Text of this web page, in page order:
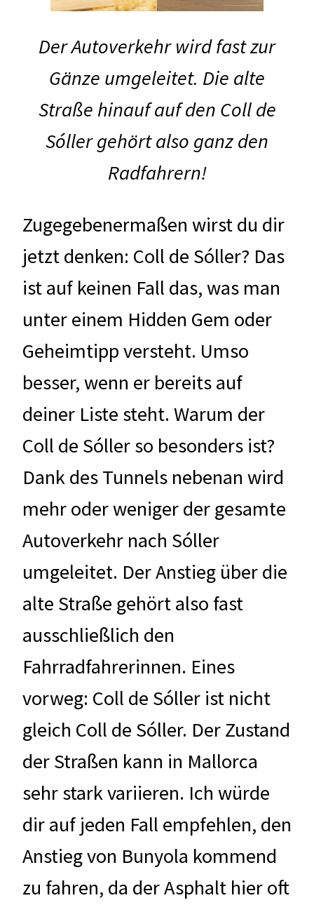
Der Autoverkehr wird fast zur
Gänze umgeleitet. Die alte
Straße hinauf auf den Coll de
Sóller gehört also ganz den
Radfahrern!
Zugegebenermaßen wirst du dir
jetzt denken: Coll de Sóller? Das
ist auf keinen Fall das, was man
unter einem Hidden Gem oder
Geheimtipp versteht. Umso
besser, wenn er bereits auf
deiner Liste steht. Warum der
Coll de Sóller so besonders ist?
Dank des Tunnels nebenan wird
mehr oder weniger der gesamte
Autoverkehr nach Sóller
umgeleitet. Der Anstieg über die
alte Straße gehört also fast
ausschließlich den
Fahrradfahrerinnen. Eines
vorweg: Coll de Sóller ist nicht
gleich Coll de Sóller. Der Zustand
der Straßen kann in Mallorca
sehr stark variieren. Ich würde
dir auf jeden Fall empfehlen, den
Anstieg von Bunyola kommend
zu fahren, da der Asphalt hier oft